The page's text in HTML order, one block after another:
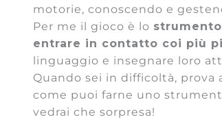
motorie, conoscendo e
Per me il gioco è lo
entrare in contatto coi più
linguaggio e insegnare loro
Quando sei in difficoltà, prova
come puoi farne uno
vedrai che sorpresa!